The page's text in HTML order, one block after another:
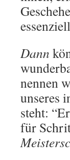
Dann
nennen
unseres
steht:
für